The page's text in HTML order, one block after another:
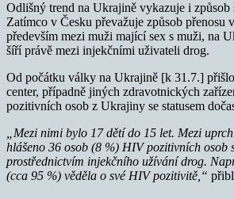
Odlišný trend na Ukrajině vykazuje i
Zatímco v Česku převažuje způsob přenosu
především mezi muži mající sex s muži, na
šíří právě mezi injekčními uživateli drog.
Od počátku války na Ukrajině [k 31.7.]
center, případně jiných zdravotnických
pozitivních osob z Ukrajiny se statusem
„Mezi nimi bylo 17 dětí do 15 let. Mezi
hlášeno 36 osob (8 %) HIV pozitivních osob
prostřednictvím injekčního užívání drog.
(cca 95 %) věděla o své HIV pozitivitě,“